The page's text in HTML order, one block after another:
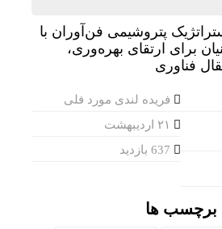
فریده لندی مورد فلی
برچسب ها